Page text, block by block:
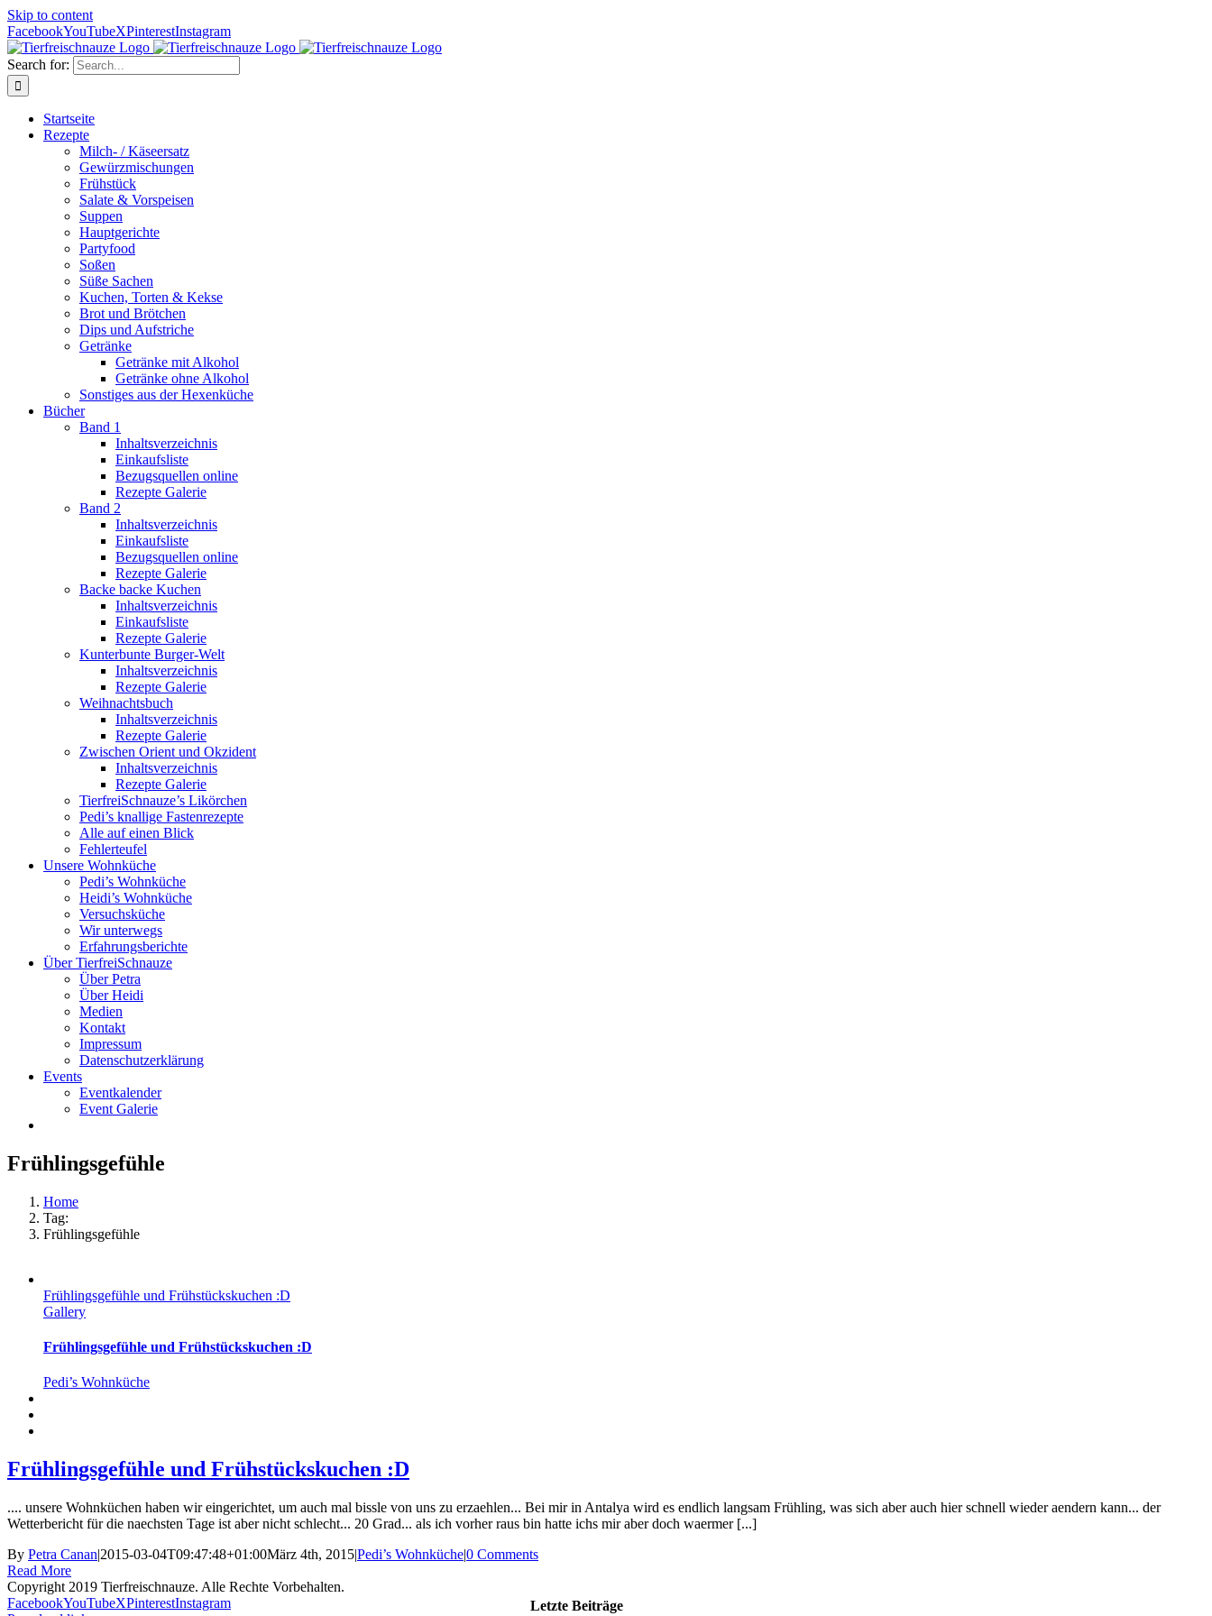
Skip to content
FacebookYouTubeXPinterestInstagram
Search for:
Startseite
Rezepte
Milch- / Käseersatz
Gewürzmischungen
Frühstück
Salate & Vorspeisen
Suppen
Hauptgerichte
Partyfood
Soßen
Süße Sachen
Kuchen, Torten & Kekse
Brot und Brötchen
Dips und Aufstriche
Getränke
Getränke mit Alkohol
Getränke ohne Alkohol
Sonstiges aus der Hexenküche
Bücher
Band 1
Inhaltsverzeichnis
Einkaufsliste
Bezugsquellen online
Rezepte Galerie
Band 2
Inhaltsverzeichnis
Einkaufsliste
Bezugsquellen online
Rezepte Galerie
Backe backe Kuchen
Inhaltsverzeichnis
Einkaufsliste
Rezepte Galerie
Kunterbunte Burger-Welt
Inhaltsverzeichnis
Rezepte Galerie
Weihnachtsbuch
Inhaltsverzeichnis
Rezepte Galerie
Zwischen Orient und Okzident
Inhaltsverzeichnis
Rezepte Galerie
TierfreiSchnauze’s Likörchen
Pedi’s knallige Fastenrezepte
Alle auf einen Blick
Fehlerteufel
Unsere Wohnküche
Pedi’s Wohnküche
Heidi’s Wohnküche
Versuchsküche
Wir unterwegs
Erfahrungsberichte
Über TierfreiSchnauze
Über Petra
Über Heidi
Medien
Kontakt
Impressum
Datenschutzerklärung
Events
Eventkalender
Event Galerie
Frühlingsgefühle
Home
Tag:
Frühlingsgefühle
Frühlingsgefühle und Frühstückskuchen :D
Gallery
Frühlingsgefühle und Frühstückskuchen :D
Pedi’s Wohnküche
Frühlingsgefühle und Frühstückskuchen :D
.... unsere Wohnküchen haben wir eingerichtet, um auch mal bissle von uns zu erzaehlen... Bei mir in Antalya wird es endlich langsam Frühling, was sich aber auch hier schnell wieder aendern kann... der
Wetterbericht für die naechsten Tage ist aber nicht schlecht... 20 Grad... als ich vorher raus bin hatte ichs mir aber doch waermer [...]
By Petra Canan|2015-03-04T09:47:48+01:00März 4th, 2015|Pedi’s Wohnküche|0 Comments
Read More
Letzte Beiträge
Copyright 2019 Tierfreischnauze. Alle Rechte Vorbehalten.
FacebookYouTubeXPinterestInstagram